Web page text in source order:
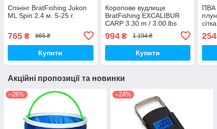
Спінінг BratFishing Jukon
ML Spin 2.4 м. 5-25 г.
765 ₴ 865 ₴
Купити
Коропове вудлище
BratFishing EXCALIBUR
CARP 3.30 m / 3.00 lbs
994₴ 1 194 ₴
Купити
ПВА
254
Акційні пропозиції та новинки
–26% –24%